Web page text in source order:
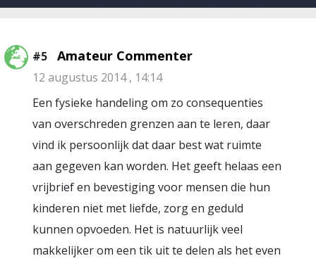
#5 Amateur Commenter
12 augustus 2014 , 14:14
Een fysieke handeling om zo consequenties
van overschreden grenzen aan te leren, daar
vind ik persoonlijk dat daar best wat ruimte
aan gegeven kan worden. Het geeft helaas een
vrijbrief en bevestiging voor mensen die hun
kinderen niet met liefde, zorg en geduld
kunnen opvoeden. Het is natuurlijk veel
makkelijker om een tik uit te delen als het even